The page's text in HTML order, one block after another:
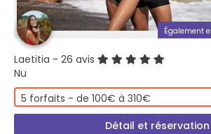
Également
Laetitia - 26 avis
Nu
5 forfaits - de 100€ à 310€
Détail et réservation